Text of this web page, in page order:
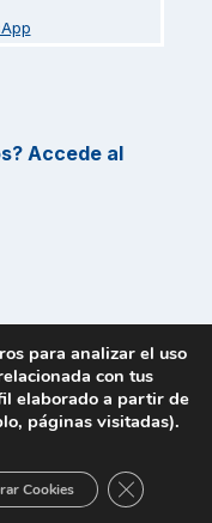
Accede al
para analizar el uso
con tus
elaborado a partir de
páginas visitadas).
Cookies Cerrar el